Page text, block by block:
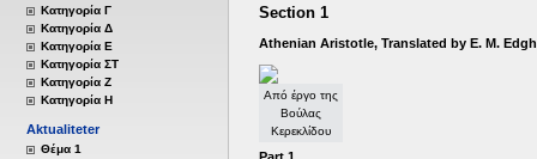
Κατηγορία Γ
Κατηγορία Δ
Κατηγορία Ε
Κατηγορία ΣΤ
Κατηγορία Ζ
Κατηγορία Η
Aktualiteter
Θέμα 1
Section 1
Athenian Aristotle, Translated by E. M.
Από έργο της
Βούλας
Κερεκλίδου